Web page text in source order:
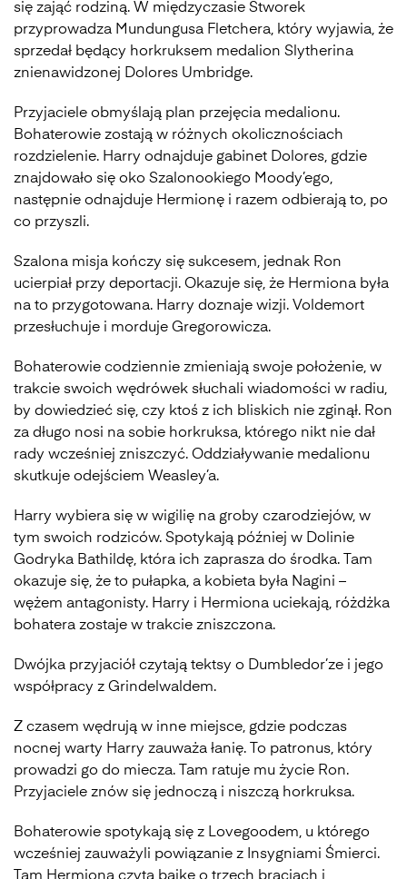
się zająć rodziną. W międzyczasie Stworek
przyprowadza Mundungusa Fletchera, który wyjawia, że
sprzedał będący horkruksem medalion Slytherina
znienawidzonej Dolores Umbridge.
Przyjaciele obmyślają plan przejęcia medalionu.
Bohaterowie zostają w różnych okolicznościach
rozdzielenie. Harry odnajduje gabinet Dolores, gdzie
znajdowało się oko Szalonookiego Moody’ego,
następnie odnajduje Hermionę i razem odbierają to, po
co przyszli.
Szalona misja kończy się sukcesem, jednak Ron
ucierpiał przy deportacji. Okazuje się, że Hermiona była
na to przygotowana. Harry doznaje wizji. Voldemort
przesłuchuje i morduje Gregorowicza.
Bohaterowie codziennie zmieniają swoje położenie, w
trakcie swoich wędrówek słuchali wiadomości w radiu,
by dowiedzieć się, czy ktoś z ich bliskich nie zginął. Ron
za długo nosi na sobie horkruksa, którego nikt nie dał
rady wcześniej zniszczyć. Oddziaływanie medalionu
skutkuje odejściem Weasley’a.
Harry wybiera się w wigilię na groby czarodziejów, w
tym swoich rodziców. Spotykają później w Dolinie
Godryka Bathildę, która ich zaprasza do środka. Tam
okazuje się, że to pułapka, a kobieta była Nagini –
wężem antagonisty. Harry i Hermiona uciekają, różdżka
bohatera zostaje w trakcie zniszczona.
Dwójka przyjaciół czytają tektsy o Dumbledor’ze i jego
współpracy z Grindelwaldem.
Z czasem wędrują w inne miejsce, gdzie podczas
nocnej warty Harry zauważa łanię. To patronus, który
prowadzi go do miecza. Tam ratuje mu życie Ron.
Przyjaciele znów się jednoczą i niszczą horkruksa.
Bohaterowie spotykają się z Lovegoodem, u którego
wcześniej zauważyli powiązanie z Insygniami Śmierci.